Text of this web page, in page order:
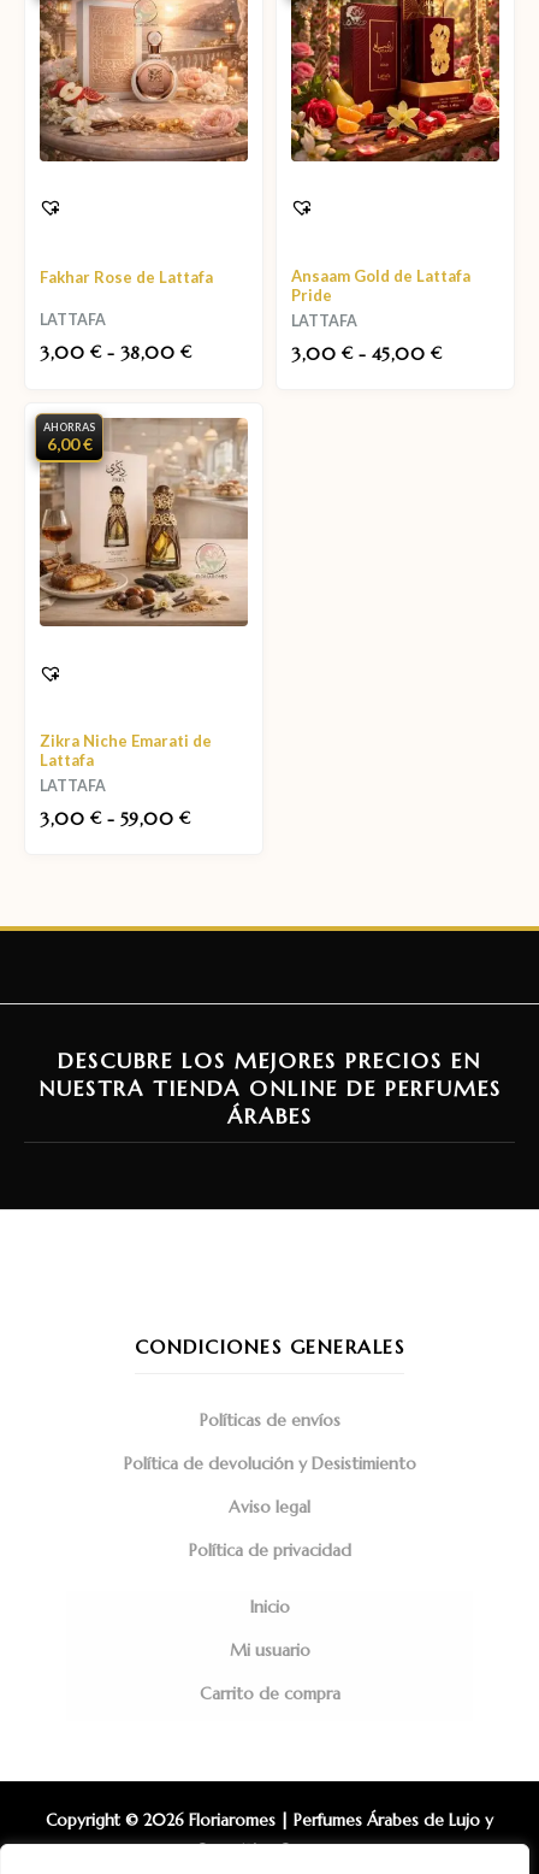
Fakhar Rose de Lattafa
LATTAFA
3,00 € - 38,00 €
Ansaam Gold de Lattafa
Pride
LATTAFA
3,00 € - 45,00 €
AHORRAS
6,00 €
Zikra Niche Emarati de
Lattafa
LATTAFA
3,00 € - 59,00 €
DESCUBRE LOS MEJORES PRECIOS EN
NUESTRA TIENDA ONLINE DE PERFUMES
ÁRABES
CONDICIONES GENERALES
Políticas de envíos
Política de devolución y Desistimiento
Aviso legal
Política de privacidad
Inicio
Mi usuario
Carrito de compra
Copyright © 2026 Floriaromes | Perfumes Árabes de Lujo y
Cosmética Coreana.